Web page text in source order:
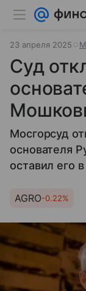
23 апреля 2025
Суд
Мосгорсуд
основателя
оставил его
AGRO-0.22%